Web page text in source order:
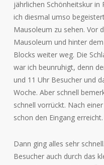
jährlichen Schönheitskur in
ich diesmal umso
Mausoleum zu sehen. Vor
Mausoleum und hinter
Blocks weiter weg. Die
war ich beunruhigt, denn
und 11 Uhr Besucher und
Woche. Aber schnell
schnell vorrückt. Nach
schon den Eingang erreicht.
Dann ging alles sehr
Besucher auch durch das